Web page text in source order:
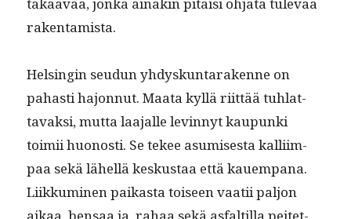
takaavaa, jon­ka ainakin pitäisi ohja­ta tule­vaa
rakentamista.
Helsin­gin seudun yhdyskun­tarakenne on
pahasti hajon­nut. Maa­ta kyl­lä riit­tää tuh­lat­
tavak­si, mut­ta laa­jalle levin­nyt kaupun­ki
toimii huonos­ti. Se tekee asumis­es­ta kalli­im­
paa sekä lähel­lä keskus­taa että kauem­pana.
Liikku­mi­nen paikas­ta toiseen vaatii paljon
aikaa, ben­saa ja rahaa sekä asfaltil­la peit­et­